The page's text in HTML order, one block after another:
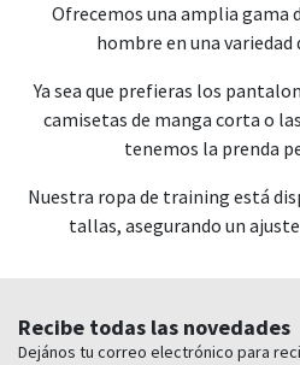
Ofrecemos una amplia gama
hombre en una
Ya sea que prefieras los
camisetas de manga corta o
tenemos la prenda
Nuestra ropa de training está
tallas, asegurando un
Recibe todas las novedades
Dejános tu correo electrónico para